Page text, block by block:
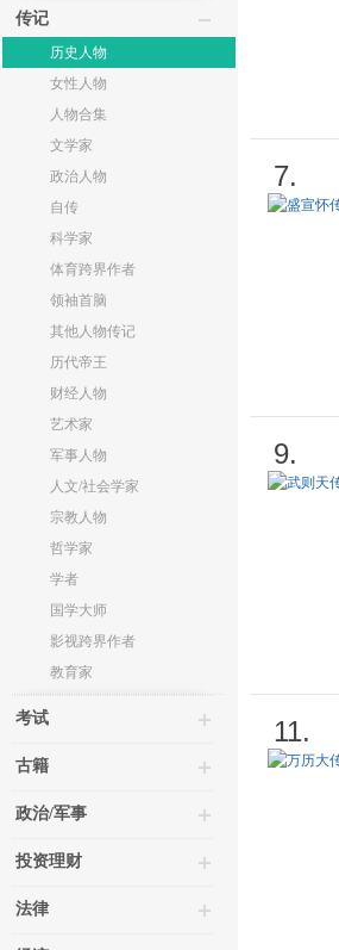
传记
历史人物
女性人物
人物合集
文学家
政治人物
自传
科学家
体育跨界作者
领袖首脑
其他人物传记
历代帝王
财经人物
艺术家
军事人物
人文/社会学家
宗教人物
哲学家
学者
国学大师
影视跨界作者
教育家
考试
古籍
政治/军事
投资理财
法律
7.
9.
11.